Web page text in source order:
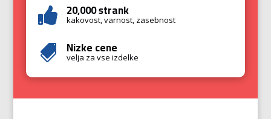
 20,000 strank
kakovost, varnost, zasebnost
 Nizke cene
velja za vse izdelke